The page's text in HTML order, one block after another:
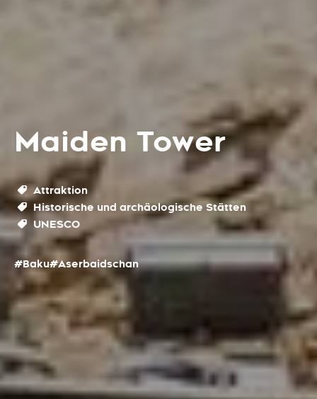
Maiden Tower
Attraktion
Historische und archäologische Stätten
UNESCO
#Baku#Aserbaidschan